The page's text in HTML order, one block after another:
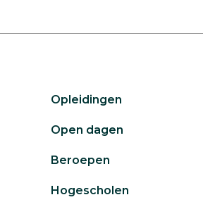
Opleidingen
Open dagen
Beroepen
Hogescholen